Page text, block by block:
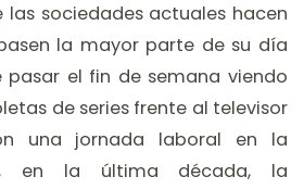
las sociedades actuales hacen
la mayor parte de su día
pasar el fin de semana viendo
de series frente al televisor
una jornada laboral en la
en la última década, la